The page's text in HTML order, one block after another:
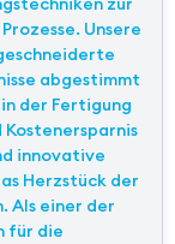
Unsere
abgestimmt
der Fertigung
innovative
Herzstück der
Als einer der
für die